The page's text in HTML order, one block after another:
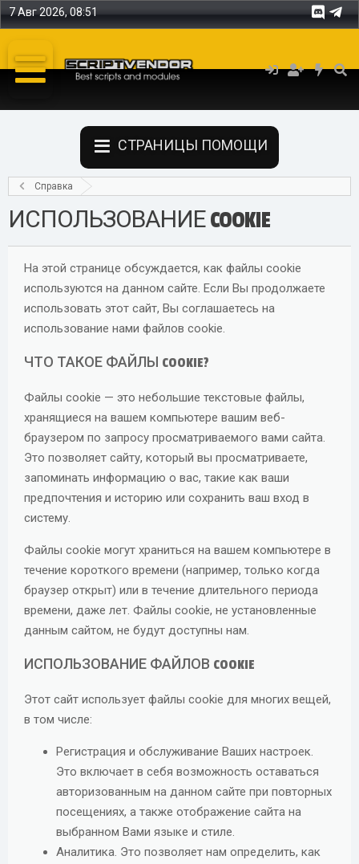
7 Авг 2026, 08:51
СТРАНИЦЫ ПОМОЩИ
Справка
ИСПОЛЬЗОВАНИЕ COOKIE
На этой странице обсуждается, как файлы cookie
используются на данном сайте. Если Вы продолжаете
использовать этот сайт, Вы соглашаетесь на
использование нами файлов cookie.
ЧТО ТАКОЕ ФАЙЛЫ COOKIE?
Файлы cookie — это небольшие текстовые файлы,
хранящиеся на вашем компьютере вашим веб-
браузером по запросу просматриваемого вами сайта.
Это позволяет сайту, который вы просматриваете,
запоминать информацию о вас, такие как ваши
предпочтения и историю или сохранить ваш вход в
систему.
Файлы cookie могут храниться на вашем компьютере в
течение короткого времени (например, только когда
браузер открыт) или в течение длительного периода
времени, даже лет. Файлы cookie, не установленные
данным сайтом, не будут доступны нам.
ИСПОЛЬЗОВАНИЕ ФАЙЛОВ COOKIE
Этот сайт использует файлы cookie для многих вещей,
в том числе:
Регистрация и обслуживание Ваших настроек.
Это включает в себя возможность оставаться
авторизованным на данном сайте при повторных
посещениях, а также отображение сайта на
выбранном Вами языке и стиле.
Аналитика. Это позволяет нам определить, как